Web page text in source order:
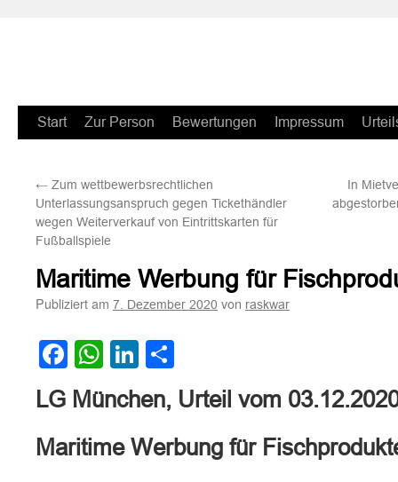
Zum
springen
Start Zur Person Bewertungen Impressum
← Zum wettbewerbsrechtlichen
Unterlassungsanspruch gegen Tickethändler
wegen Weiterverkauf von Eintrittskarten für
Fußballspiele
In
Maritime Werbung für
Publiziert am 7. Dezember 2020 von raskwar
Facebook
WhatsApp
LinkedIn
LG München, Urteil vom
Maritime Werbung für